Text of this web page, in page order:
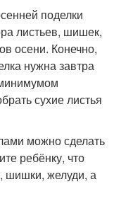
поделки
листьев, шишек,
осени. Конечно,
нужна завтра
сухие листья
можно сделать
ребёнку, что
шишки, желуди, а